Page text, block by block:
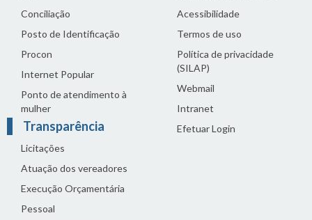
Conciliação
Posto de Identificação
Procon
Internet Popular
Ponto de atendimento à
mulher
Transparência
Licitações
Atuação dos vereadores
Execução Orçamentária
Pessoal
Acessibilidade
Termos de uso
Política de privacidade
(SILAP)
Webmail
Intranet
Efetuar Login